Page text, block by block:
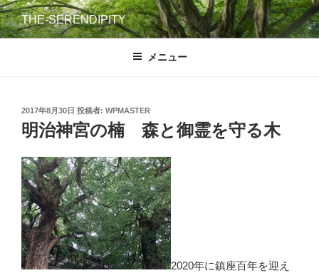
コ
ン
テ
THE-SERENDIPITY
メニュー
投
稿
日:
2017年8月30日 投稿者: WPMASTER
明治神宮の楠 森と御霊を守る木
2020年に鎮座百年を迎え